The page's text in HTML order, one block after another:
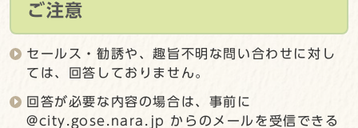
ご注意
セールス・勧誘や、趣旨不明な問い合わせに対し
ては、回答しておりません。
回答が必要な内容の場合は、事前に
@city.gose.nara.jp からのメールを受信できる